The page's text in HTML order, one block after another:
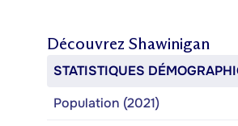
Découvrez Shawinigan
STATISTIQUES
Population (2021)